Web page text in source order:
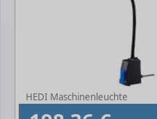
HEDI Maschinenleuchte